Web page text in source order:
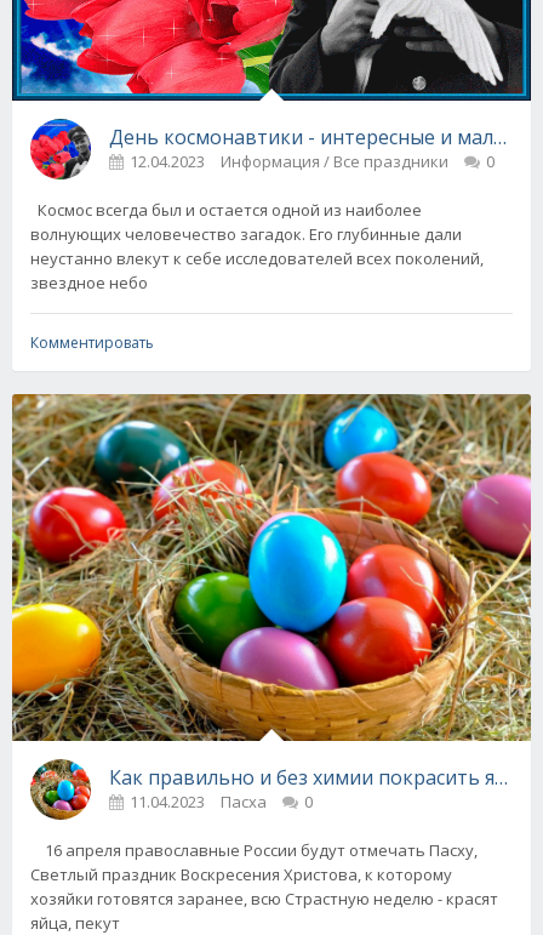
День космонавтики - интересные и
12.04.2023 Информация / Все праздники 0
Космос всегда был и остается одной из наиболее
волнующих человечество загадок. Его глубинные дали
неустанно влекут к себе исследователей всех поколений,
звездное небо
Комментировать
Как правильно и без химии покрасить яйца
11.04.2023 Пасха 0
16 апреля православные России будут отмечать Пасху,
Светлый праздник Воскресения Христова, к которому
хозяйки готовятся заранее, всю Страстную неделю - красят
яйца, пекут